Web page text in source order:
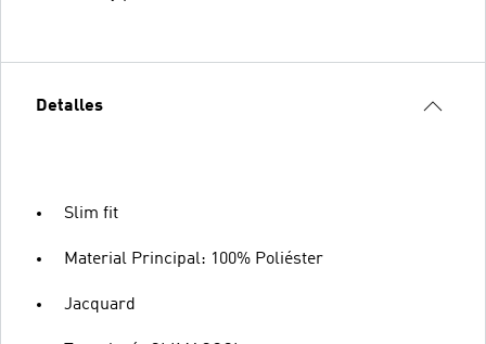
Detalles
Slim fit
Material Principal: 100% Poliéster
Jacquard